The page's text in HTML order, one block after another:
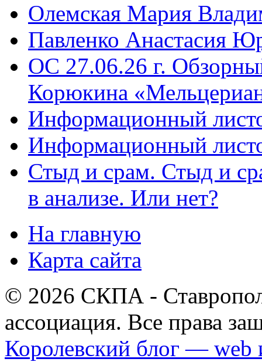
Олемская Мария
Павленко Анастасия
ОС 27.06.26 г.
Корюкина
Информационный
Информационный
Стыд и срам. Стыд и
в анализе. Или нет?
На главную
Карта сайта
© 2026 СКПА -
ассоциация. Все права
Королевский блог — web